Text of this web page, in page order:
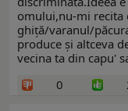
omului,nu-mi recita
ghiță/varanul/
produce și altceva
vecina ta din capu'
0